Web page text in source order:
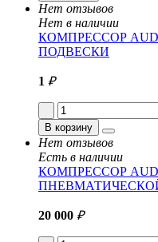
Нет отзывов
Нет в наличии
КОМПРЕССОР
ПОДВЕСКИ
1 ₽
В корзину
Нет отзывов
Есть в наличии
КОМПРЕССОР AUDI
20 000 ₽